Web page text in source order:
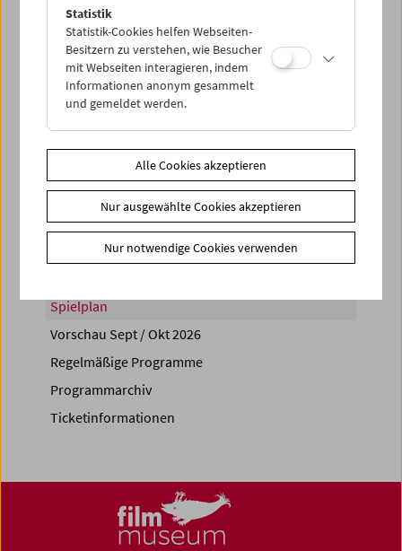
PROGRAMM ÜBERBLICK
Share on
Spielplan
Vorschau Sept / Okt 2026
Regelmäßige Programme
Programmarchiv
Ticketinformationen
Statistik
Statistik-Cookies helfen Webseiten-
Besitzern zu verstehen, wie Besucher
mit Webseiten interagieren, indem
Informationen anonym gesammelt
und gemeldet werden.
Alle Cookies akzeptieren
Nur ausgewählte Cookies akzeptieren
Nur notwendige Cookies verwenden